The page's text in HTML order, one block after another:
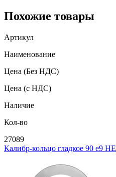
Похожие товары
Артикул
Наименование
Цена (Без НДС)
Цена (с НДС)
Наличие
Кол-во
27089
Калибр-кольцо гладкое 90 e9 НЕ